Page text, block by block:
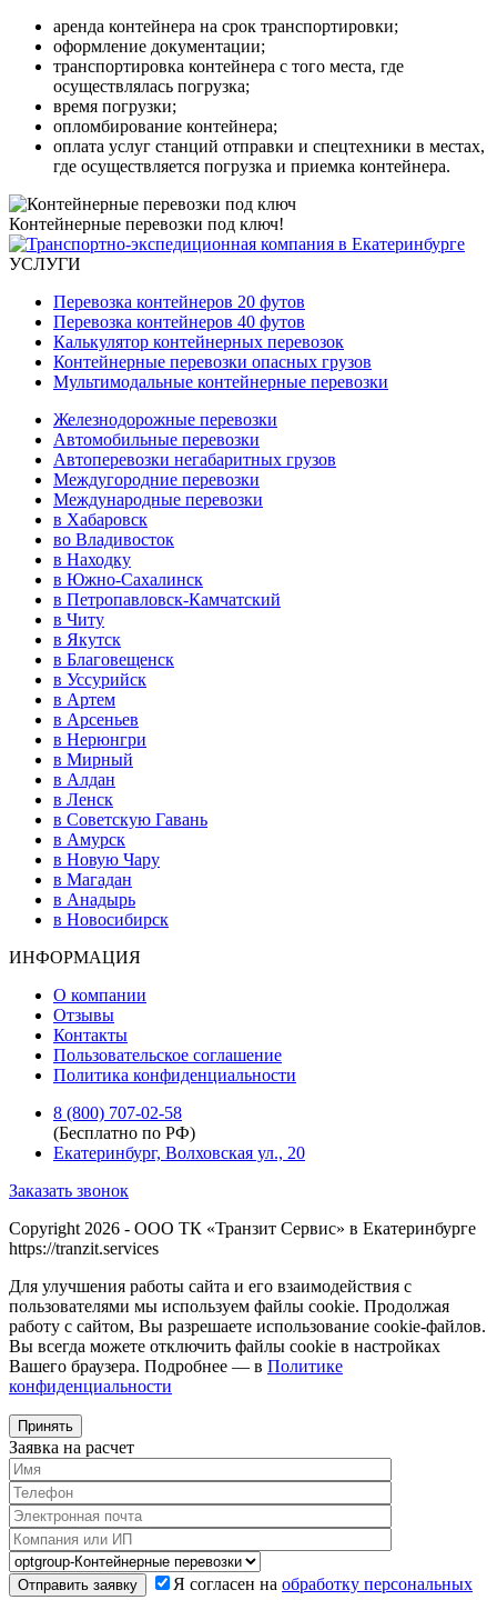
аренда контейнера на срок транспортировки;
оформление документации;
транспортировка контейнера с того места, где
осуществлялась погрузка;
время погрузки;
опломбирование контейнера;
оплата услуг станций отправки и спецтехники в местах,
где осуществляется погрузка и приемка контейнера.
Контейнерные перевозки под ключ!
УСЛУГИ
Перевозка контейнеров 20 футов
Перевозка контейнеров 40 футов
Калькулятор контейнерных перевозок
Контейнерные перевозки опасных грузов
Мультимодальные контейнерные перевозки
Железнодорожные перевозки
Автомобильные перевозки
Автоперевозки негабаритных грузов
Междугородние перевозки
Международные перевозки
в Хабаровск
во Владивосток
в Находку
в Южно-Сахалинск
в Петропавловск-Камчатский
в Читу
в Якутск
в Благовещенск
в Уссурийск
в Артем
в Арсеньев
в Нерюнгри
в Мирный
в Алдан
в Ленск
в Советскую Гавань
в Амурск
в Новую Чару
в Магадан
в Анадырь
в Новосибирск
ИНФОРМАЦИЯ
О компании
Отзывы
Контакты
Пользовательское соглашение
Политика конфиденциальности
8 (800) 707-02-58
(Бесплатно по РФ)
Екатеринбург, Волховская ул., 20
Заказать звонок
Copyright 2026 - ООО ТК «Транзит Сервис» в Екатеринбурге
https://tranzit.services
Для улучшения работы сайта и его взаимодействия с
пользователями мы используем файлы cookie. Продолжая
работу с сайтом, Вы разрешаете использование cookie-файлов.
Вы всегда можете отключить файлы cookie в настройках
Вашего браузера. Подробнее — в Политике
конфиденциальности
Принять
Заявка на расчет
Отправить заявку Я согласен на обработку персональных